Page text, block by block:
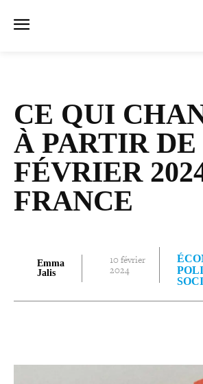
CE QUI
À PARTIR DE
FÉVRIER
FRANCE
Emma
Jalis
10 février
2024